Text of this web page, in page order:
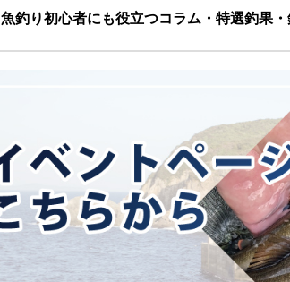
魚釣り初心者にも役立つコラム・特選釣果